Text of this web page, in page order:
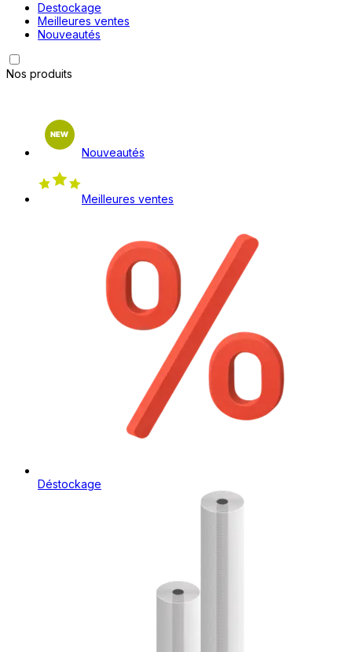
Destockage
Meilleures ventes
Nouveautés
Nos produits
Nouveautés
Meilleures ventes
Déstockage